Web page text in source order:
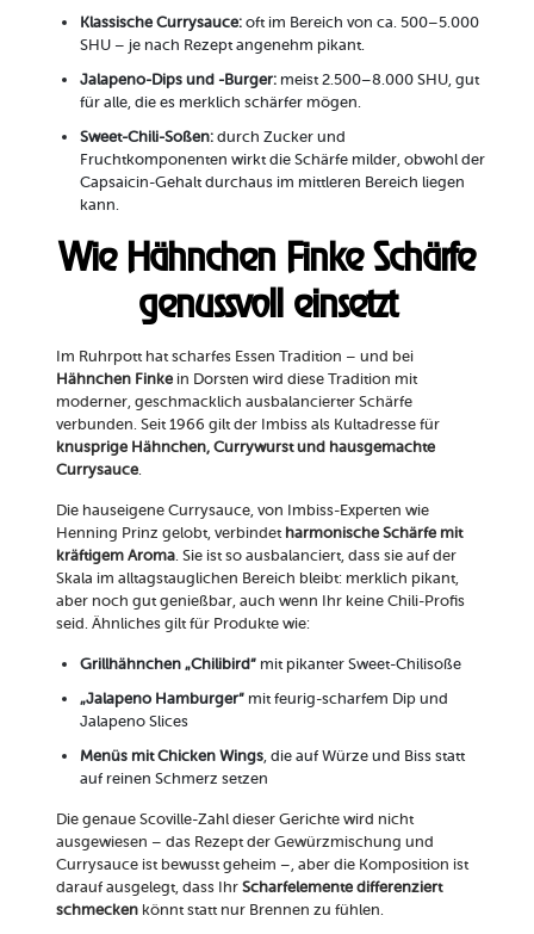
Klassische Currysauce:oft im Bereich von ca. 500–5.000
SHU – je nach Rezept angenehm pikant.
Jalapeno-Dips und -Burger:meist 2.500–8.000 SHU, gut
für alle, die es merklich schärfer mögen.
Sweet-Chili-Soßen:durch Zucker und
Fruchtkomponenten wirkt die Schärfe milder, obwohl der
Capsaicin-Gehalt durchaus im mittleren Bereich liegen
kann.
Wie Hähnchen Finke Schärfe
genussvoll einsetzt
Im Ruhrpott hat scharfes Essen Tradition – und bei
Hähnchen Finkein Dorsten wird diese Tradition mit
moderner, geschmacklich ausbalancierter Schärfe
verbunden. Seit 1966 gilt der Imbiss als Kultadresse für
knusprige Hähnchen, Currywurst und hausgemachte
Currysauce.
Die hauseigene Currysauce, von Imbiss-Experten wie
Henning Prinz gelobt, verbindet harmonische Schärfe mit
kräftigem Aroma. Sie ist so ausbalanciert, dass sie auf der
Skala im alltagstauglichen Bereich bleibt: merklich pikant,
aber noch gut genießbar, auch wenn Ihr keine Chili-Profis
seid. Ähnliches gilt für Produkte wie:
Grillhähnchen „Chilibird“mit pikanter Sweet-Chilisoße
„Jalapeno Hamburger“mit feurig-scharfem Dip und
Jalapeno Slices
Menüs mit Chicken Wings, die auf Würze und Biss statt
auf reinen Schmerz setzen
Die genaue Scoville-Zahl dieser Gerichte wird nicht
ausgewiesen – das Rezept der Gewürzmischung und
Currysauce ist bewusst geheim –, aber die Komposition ist
darauf ausgelegt, dass Ihr Scharfelemente differenziert
schmeckenkönnt statt nur Brennen zu fühlen.